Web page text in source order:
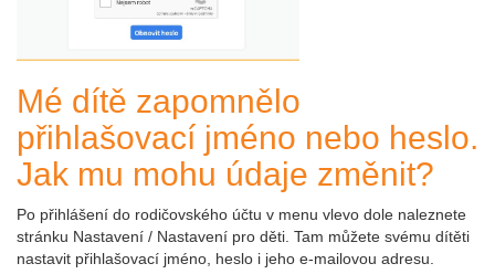
Mé dítě zapomnělo
přihlašovací jméno nebo heslo.
Jak mu mohu údaje změnit?
Po přihlášení do rodičovského účtu v menu vlevo dole naleznete
stránku Nastavení / Nastavení pro děti. Tam můžete svému dítěti
nastavit přihlašovací jméno, heslo i jeho e-mailovou adresu.